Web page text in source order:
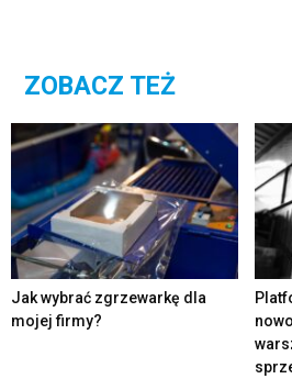
ZOBACZ TEŻ
Jak wybrać zgrzewarkę dla
mojej firmy?